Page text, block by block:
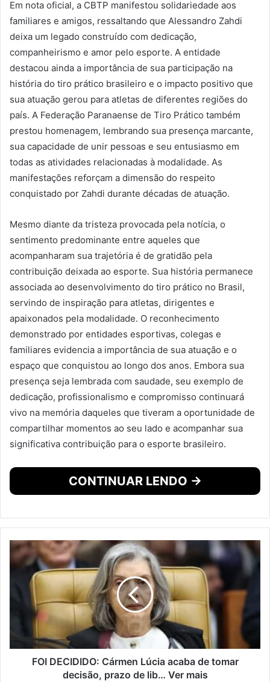
Em nota oficial, a CBTP manifestou solidariedade aos
familiares e amigos, ressaltando que Alessandro Zahdi
deixa um legado construído com dedicação,
companheirismo e amor pelo esporte. A entidade
destacou ainda a importância de sua participação na
história do tiro prático brasileiro e o impacto positivo que
sua atuação gerou para atletas de diferentes regiões do
país. A Federação Paranaense de Tiro Prático também
prestou homenagem, lembrando sua presença marcante,
sua capacidade de unir pessoas e seu entusiasmo em
todas as atividades relacionadas à modalidade. As
manifestações reforçam a dimensão do respeito
conquistado por Zahdi durante décadas de atuação.
Mesmo diante da tristeza provocada pela notícia, o
sentimento predominante entre aqueles que
acompanharam sua trajetória é de gratidão pela
contribuição deixada ao esporte. Sua história permanece
associada ao desenvolvimento do tiro prático no Brasil,
servindo de inspiração para atletas, dirigentes e
apaixonados pela modalidade. O reconhecimento
demonstrado por entidades esportivas, colegas e
familiares evidencia a importância de sua atuação e o
espaço que conquistou ao longo dos anos. Embora sua
presença seja lembrada com saudade, seu exemplo de
dedicação, profissionalismo e compromisso continuará
vivo na memória daqueles que tiveram a oportunidade de
compartilhar momentos ao seu lado e acompanhar sua
significativa contribuição para o esporte brasileiro.
CONTINUAR LENDO →
FOI DECIDIDO: Cármen Lúcia acaba de tomar
decisão, prazo de lib… Ver mais